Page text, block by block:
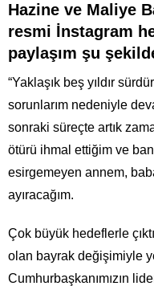
Hazine ve Maliye
resmi İnstagram
paylaşım şu
“Yaklaşık beş yıldır
sorunlarım nedeniyle
sonraki süreçte artık
ötürü ihmal ettiğim ve
esirgemeyen annem,
ayıracağım.
Çok büyük hedeflerle
olan bayrak değişimiyle
Cumhurbaşkanımızın